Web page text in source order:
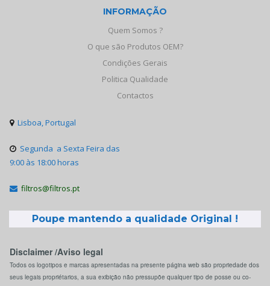
INFORMAÇÃO
Quem Somos ?
O que são Produtos OEM?
Condições Gerais
Politica Qualidade
Contactos
 Lisboa, Portugal
 Segunda a Sexta Feira das
9:00 às 18:00 horas
 filtros@filtros.pt
Poupe mantendo a qualidade Original !
Disclaimer /Aviso legal
Todos os logotipos e marcas apresentadas na presente página web são propriedade dos
seus legais propriétarios, a sua exibição não pressupõe qualquer tipo de posse ou co-